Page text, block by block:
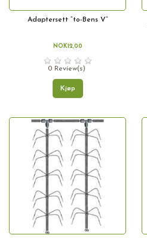
Adaptersett “to-Bens V”
NOK12,00
0 Review(s)
Kjøp